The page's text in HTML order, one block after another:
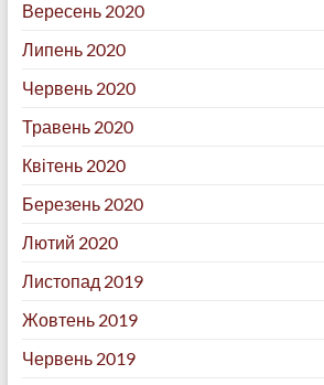
Вересень 2020
Липень 2020
Червень 2020
Травень 2020
Квітень 2020
Березень 2020
Лютий 2020
Листопад 2019
Жовтень 2019
Червень 2019